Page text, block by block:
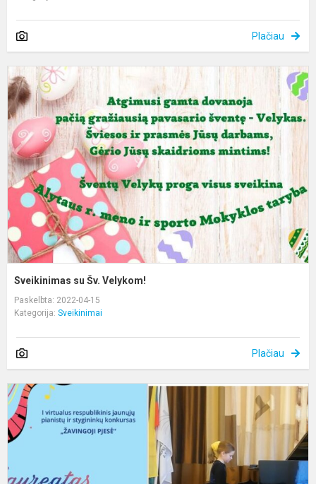
Plačiau
Sveikinimas su Šv. Velykom!
Paskelbta: 2022-04-15
Kategorija: Sveikinimai
Plačiau